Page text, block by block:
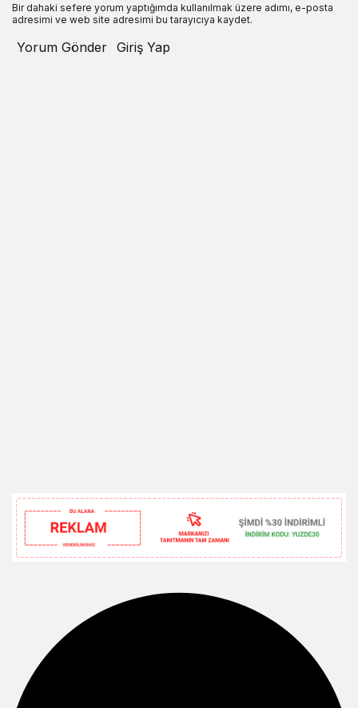
Bir dahaki sefere yorum yaptığımda kullanılmak üzere adımı, e-posta
adresimi ve web site adresimi bu tarayıcıya kaydet.
Yorum Gönder Giriş Yap